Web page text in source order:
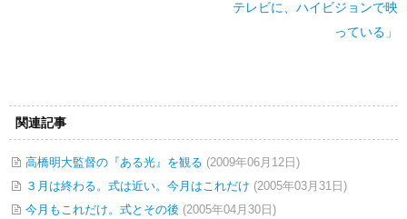
テレビに、ハイビジョンで映
っている」
関連記事
高橋明大監督の『ある光』を観る (2009年06月12日)
３月は終わる。式は近い。今月はこれだけ (2005年03月31日)
今月もこれだけ。式とその後 (2005年04月30日)